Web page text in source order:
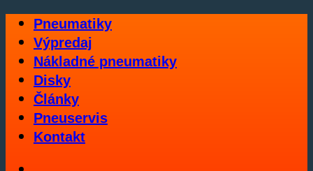
Skip
content
Pneumatiky
Výpredaj
Nákladné pneumatiky
Disky
Články
Pneuservis
Kontakt